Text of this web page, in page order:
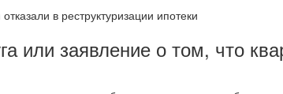
в реструктуризации ипотеки
или заявление о том, что